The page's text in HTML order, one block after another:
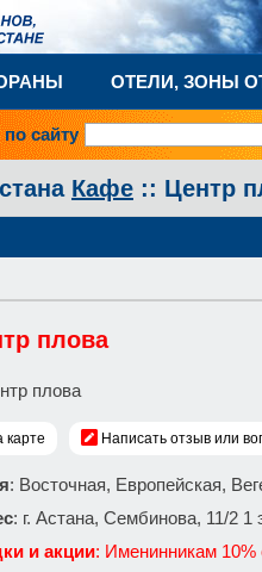
ОТЕЛИ, ЗОНЫ
сайту
Кафе :: Центр
плова
карте Написать отзыв или
: Восточная, Европейская,
: г. Астана, Сембинова, 11/2 1
и акции: Именинникам 10%